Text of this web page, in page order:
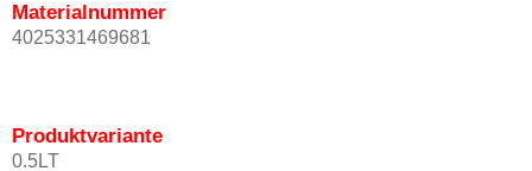
Materialnummer
4025331469681
Produktvariante
0.5LT